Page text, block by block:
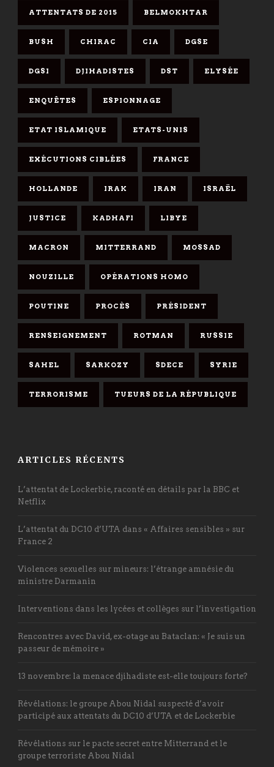
ATTENTATS DE 2015 BELMOKHTAR
BUSH CHIRAC CIA DGSE
DGSI DJIHADISTES DST ELYSÉE
ENQUÊTES ESPIONNAGE
ETAT ISLAMIQUE ETATS-UNIS
EXÉCUTIONS CIBLÉES FRANCE
HOLLANDE IRAK IRAN ISRAËL
JUSTICE KADHAFI LIBYE
MACRON MITTERRAND MOSSAD
NOUZILLE OPÉRATIONS HOMO
POUTINE PROCÈS PRÉSIDENT
RENSEIGNEMENT ROTMAN RUSSIE
SAHEL SARKOZY SDECE SYRIE
TERRORISME TUEURS DE LA RÉPUBLIQUE
ARTICLES RÉCENTS
L’attentat de Lockerbie, raconté en détails par la BBC et
Netflix
L’attentat du DC10 d’UTA dans « Affaires sensibles » sur
France 2
Violences sexuelles sur mineurs: l’étrange amnésie du
ministre Darmanin
Interventions dans les lycées et collèges sur l’investigation
Rencontres avec David, ex-otage au Bataclan: « Je suis un
passeur de mémoire »
13 novembre: la menace djihadiste est-elle toujours forte?
Révélations: le groupe Abou Nidal suspecté d’avoir
participé aux attentats du DC10 d’UTA et de Lockerbie
Révélations sur le pacte secret entre Mitterrand et le
groupe terroriste Abou Nidal